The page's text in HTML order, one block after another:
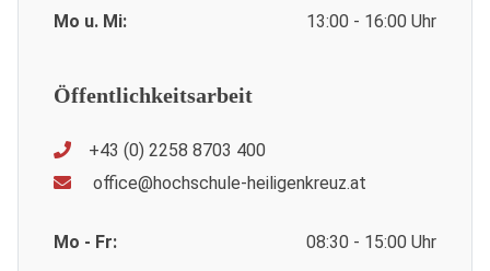
Mo u. Mi:
13:00 - 16:00 Uhr
Öffentlichkeitsarbeit
+43 (0) 2258 8703 400
office@hochschule-heiligenkreuz.at
Mo - Fr: 08:30 - 15:00 Uhr